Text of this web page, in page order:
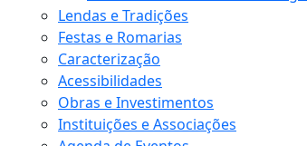
Lendas e Tradições
Festas e Romarias
Caracterização
Acessibilidades
Obras e Investimentos
Instituições e Associações